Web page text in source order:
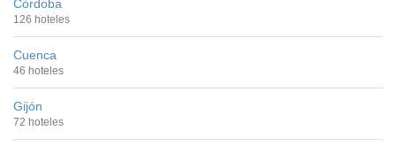
Córdoba
126 hoteles
Cuenca
46 hoteles
Gijón
72 hoteles